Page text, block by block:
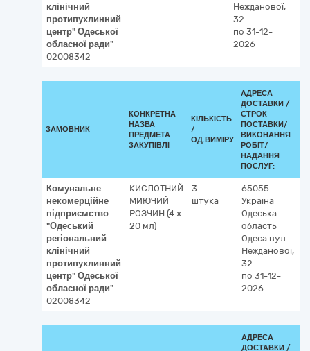
клінічний
протипухлинний
центр" Одеської
обласної ради"
02008342
Нежданової,
32
по 31-12-
2026
ЗАМОВНИК
КОНКРЕТНА
НАЗВА
ПРЕДМЕТА
ЗАКУПІВЛІ
КІЛЬКІСТЬ
/
ОД.ВИМІРУ
АДРЕСА
ДОСТАВКИ /
СТРОК
ПОСТАВКИ/
ВИКОНАННЯ
РОБІТ/
НАДАННЯ
ПОСЛУГ:
Комунальне
некомерційне
підприємство
"Одеський
регіональний
клінічний
протипухлинний
центр" Одеської
обласної ради"
02008342
КИСЛОТНИЙ
МИЮЧИЙ
РОЗЧИН (4 x
20 мл)
3
штука
65055
Україна
Одеська
область
Одеса вул.
Нежданової,
32
по 31-12-
2026
АДРЕСА
ДОСТАВКИ /